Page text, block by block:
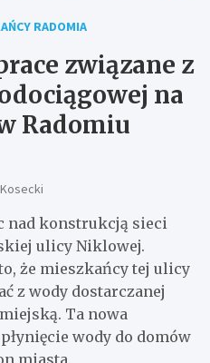
RADOMIA
związane z
na
Radomiu
nad konstrukcją sieci
ulicy Niklowej.
że mieszkańcy tej ulicy
z wody dostarczanej
Ta nowa
wody do domów
miasta.